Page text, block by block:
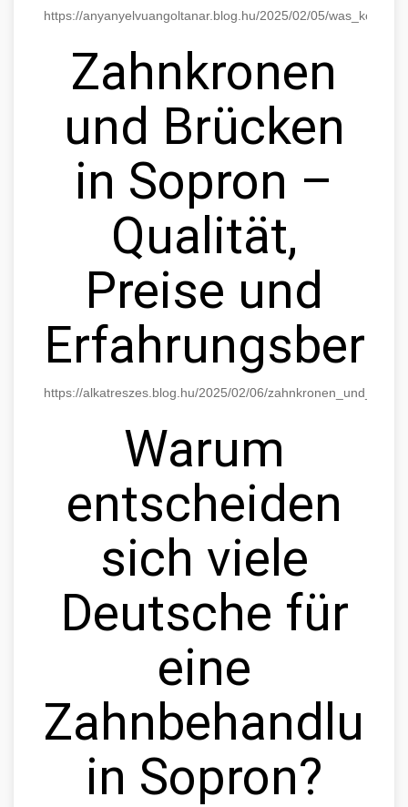
https://anyanyelvuangoltanar.blog.hu/2025/02/05/
Zahnkronen
und Brücken
in Sopron –
Qualität,
Preise und
https://alkatreszes.blog.hu/2025/02/06/
Warum
entscheiden
sich viele
Deutsche für
eine
in Sopron?